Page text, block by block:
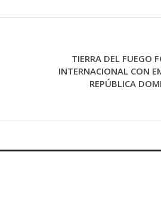
TIERRA DEL FUEGO
INTERNACIONAL CON
REPÚBLICA